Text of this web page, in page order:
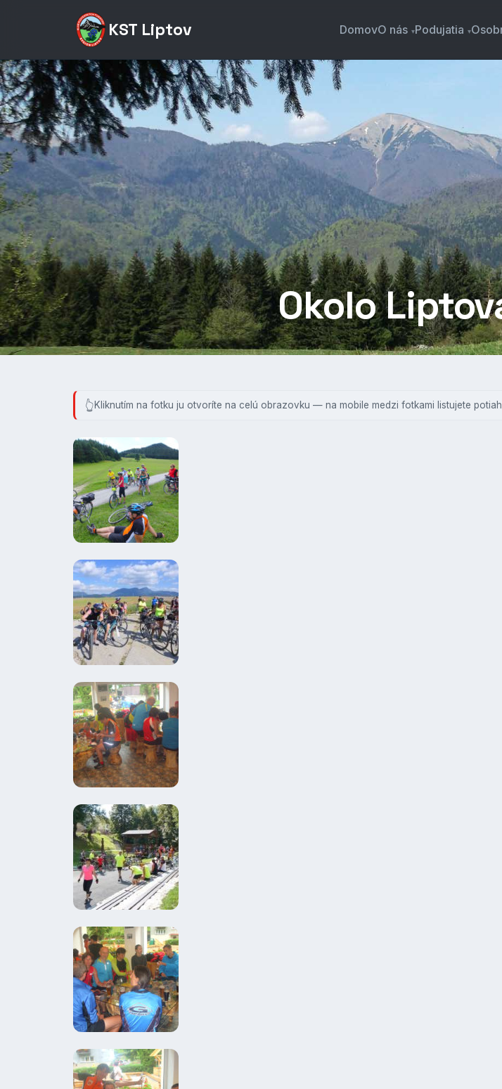
KST Liptov DomovO nás Podujatia
Okolo
Kliknutím na fotku ju otvoríte na celú obrazovku — na mobile medzi fotkami listujete